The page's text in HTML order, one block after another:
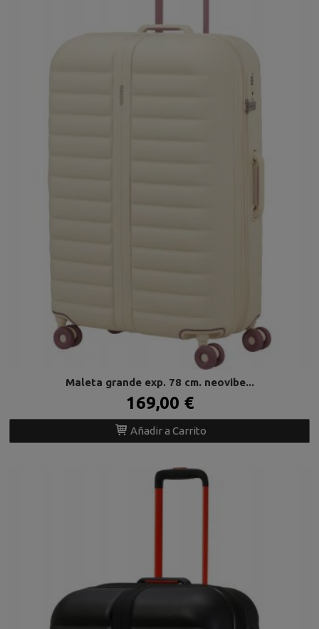
Maleta grande exp. 78 cm. neovibe...
169,00 €
Añadir a Carrito